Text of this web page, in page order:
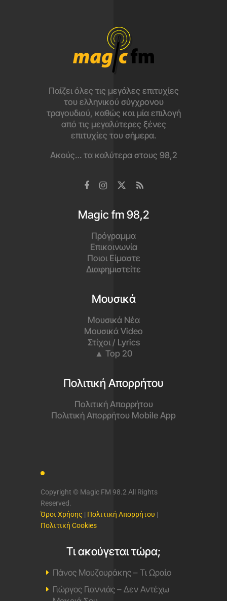
Παίζει όλες τις μεγάλες επιτυχίες
του ελληνικού σύγχρονου
τραγουδιού, καθώς και μία επιλογή
από τις μεγαλύτερες ξένες
επιτυχίες του σήμερα.
Ακούς… τα καλύτερα στους 98,2
Magic fm 98,2
Πρόγραμμα
Επικοινωνία
Ποιοι Είμαστε
Διαφημιστείτε
Μουσικά
Μουσικά Νέα
Μουσικά Video
Στίχοι / Lyrics
▲ Top 20
Πολιτική Απορρήτου
Πολιτική Απορρήτου
Πολιτική Απορρήτου Mobile App
Copyright © Magic FM 98.2 All Rights
Reserved.
Όροι Χρήσης | Πολιτική Απορρήτου |
Πολιτική Cookies
Τι ακούγεται τώρα;
Πάνος Μουζουράκης – Τι Ωραίο
Γιώργος Γιαννιάς – Δεν Αντέχω